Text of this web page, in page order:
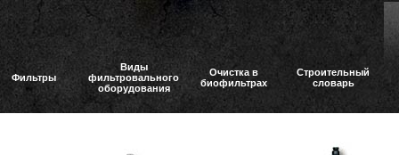
Фильтры
Виды
фильтровального
оборудования
Очистка в
биофильтрах
Строительный
словарь